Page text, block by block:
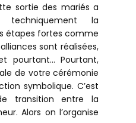
sortie des mariés a
techniquement la
étapes fortes comme
sont réalisées,
pourtant… Pourtant,
de votre cérémonie
symbolique. C’est
transition entre la
Alors on l’organise